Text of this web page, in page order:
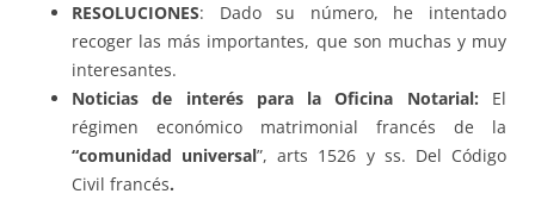
RESOLUCIONES: Dado su número, he intentado
recoger las más importantes, que son muchas y muy
interesantes.
Noticias de interés para la Oficina Notarial: El
régimen económico matrimonial francés de la
“comunidad universal”, arts 1526 y ss. Del Código
Civil francés.